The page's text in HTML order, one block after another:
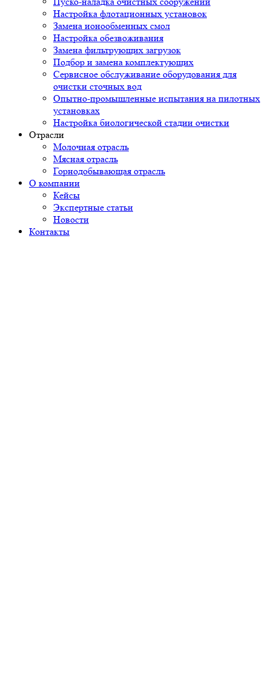
Настройка флотационных установок
Замена ионообменных смол
Настройка обезвоживания
Замена фильтрующих загрузок
Подбор и замена комплектующих
Сервисное обслуживание оборудования для
очистки сточных вод
Опытно-промышленные испытания на пилотных
установках
Настройка биологической стадии очистки
Отрасли
Молочная отрасль
Мясная отрасль
Горнодобывающая отрасль
О компании
Кейсы
Экспертные статьи
Новости
Контакты